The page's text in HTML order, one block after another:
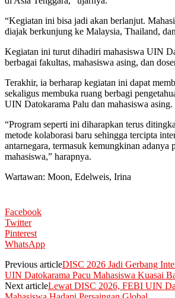
“Kegiatan ini bisa jadi akan berlanjut.
diajak berkunjung ke Malaysia, Thailand,
Kegiatan ini turut dihadiri mahasiswa UIN
berbagai fakultas, mahasiswa asing, dan
Terakhir, ia berharap kegiatan ini dapat
sekaligus membuka ruang berbagi
UIN Datokarama Palu dan mahasiswa asing.
“Program seperti ini diharapkan terus
metode kolaborasi baru sehingga tercipta
antarnegara, termasuk kemungkinan adanya
mahasiswa,” harapnya.
Wartawan: Moon, Edelweis, Irina
Facebook
Twitter
Pinterest
WhatsApp
Previous articleDISC 2026 Jadi Gerbang
UIN Datokarama Pacu Mahasiswa Kuasai
Next articleLewat DISC 2026, FEBI UIN